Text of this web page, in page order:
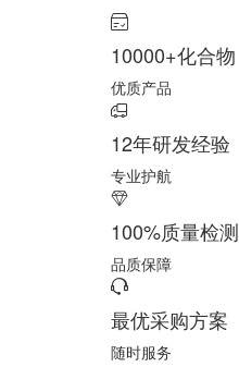
10000+化合物
优质产品
12年研发经验
专业护航
100%质量检测
品质保障
最优采购方案
随时服务